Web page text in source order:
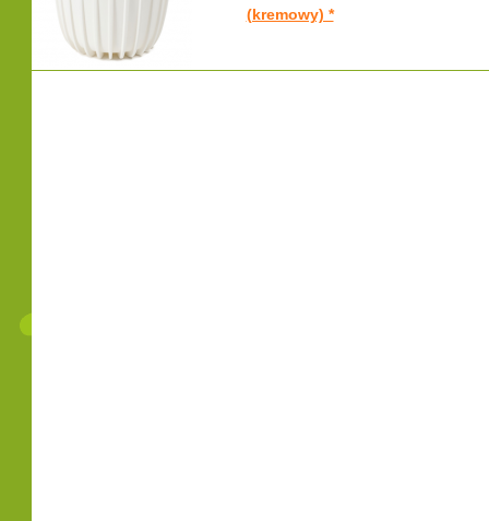
(kremowy) *